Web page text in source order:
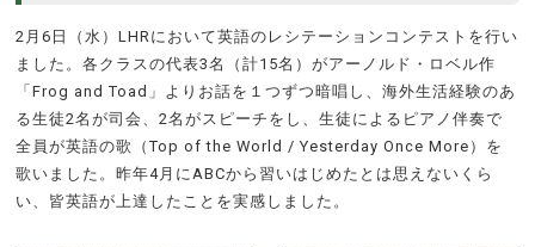
2月6日（水）LHRにおいて英語のレシテーションコンテストを行い
ました。各クラスの代表3名（計15名）がアーノルド・ロベル作
「Frog and Toad」よりお話を１つずつ暗唱し、海外生活経験のあ
る生徒2名が司会、2名がスピーチをし、生徒によるピアノ伴奏で
全員が英語の歌（Top of the World / Yesterday Once More）を
歌いました。昨年4月にABCから習いはじめたとは思えないくら
い、皆英語が上達したことを実感しました。